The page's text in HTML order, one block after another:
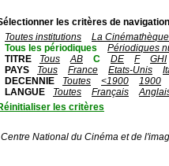
les critères de
Toutes institutions
La
Tous les périodiques
Périodiques
TITRE
Tous AB C DE F
GHI
PAYS
Tous France Etats-Unis
DECENNIE
Toutes <1900
1900
LANGUE
Toutes Français
les critères
Centre National du Cinéma et de